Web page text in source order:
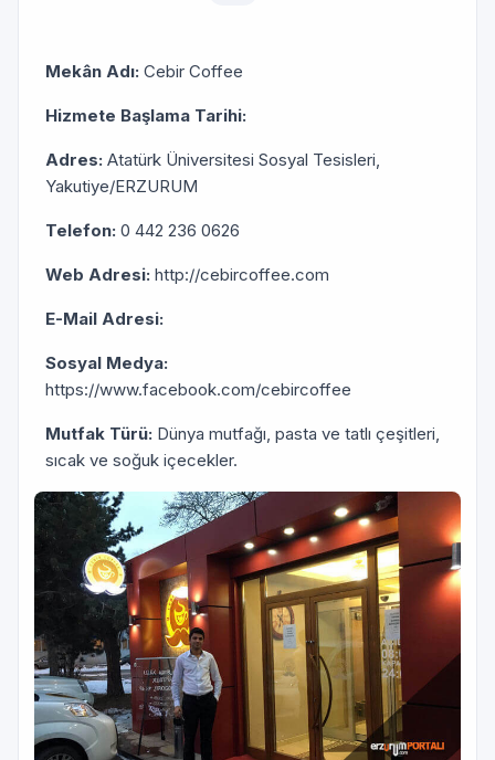
Mekân Adı: Cebir Coffee
Hizmete Başlama Tarihi:
Adres: Atatürk Üniversitesi Sosyal Tesisleri,
Yakutiye/ERZURUM
Telefon: 0 442 236 0626
Web Adresi: http://cebircoffee.com
E-Mail Adresi:
Sosyal Medya:
https://www.facebook.com/cebircoffee
Mutfak Türü: Dünya mutfağı, pasta ve tatlı çeşitleri,
sıcak ve soğuk içecekler.